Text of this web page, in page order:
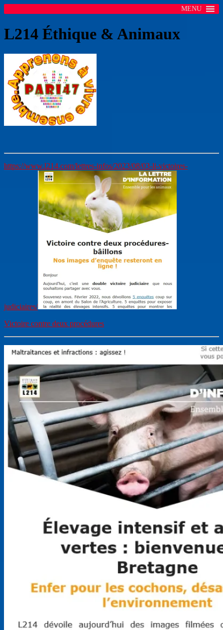
MENU
L214 Éthique & Animaux
https://www.l214.com/lettres-infos/2023/08/03-li-victoires-
judiciaires/
Victoire contre deux procédures